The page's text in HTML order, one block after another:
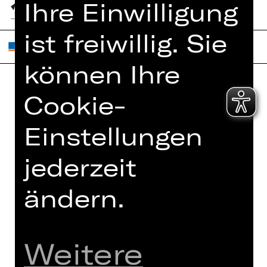
Home
Künstler*innen
Newsletter
Kartenkauf
Abos 26/27
Interner Bereich
ZVB/L
Ihre Einwilligung
ist freiwillig. Sie
können Ihre
Cookie-
Einstellungen
jederzeit
ändern.
Weitere